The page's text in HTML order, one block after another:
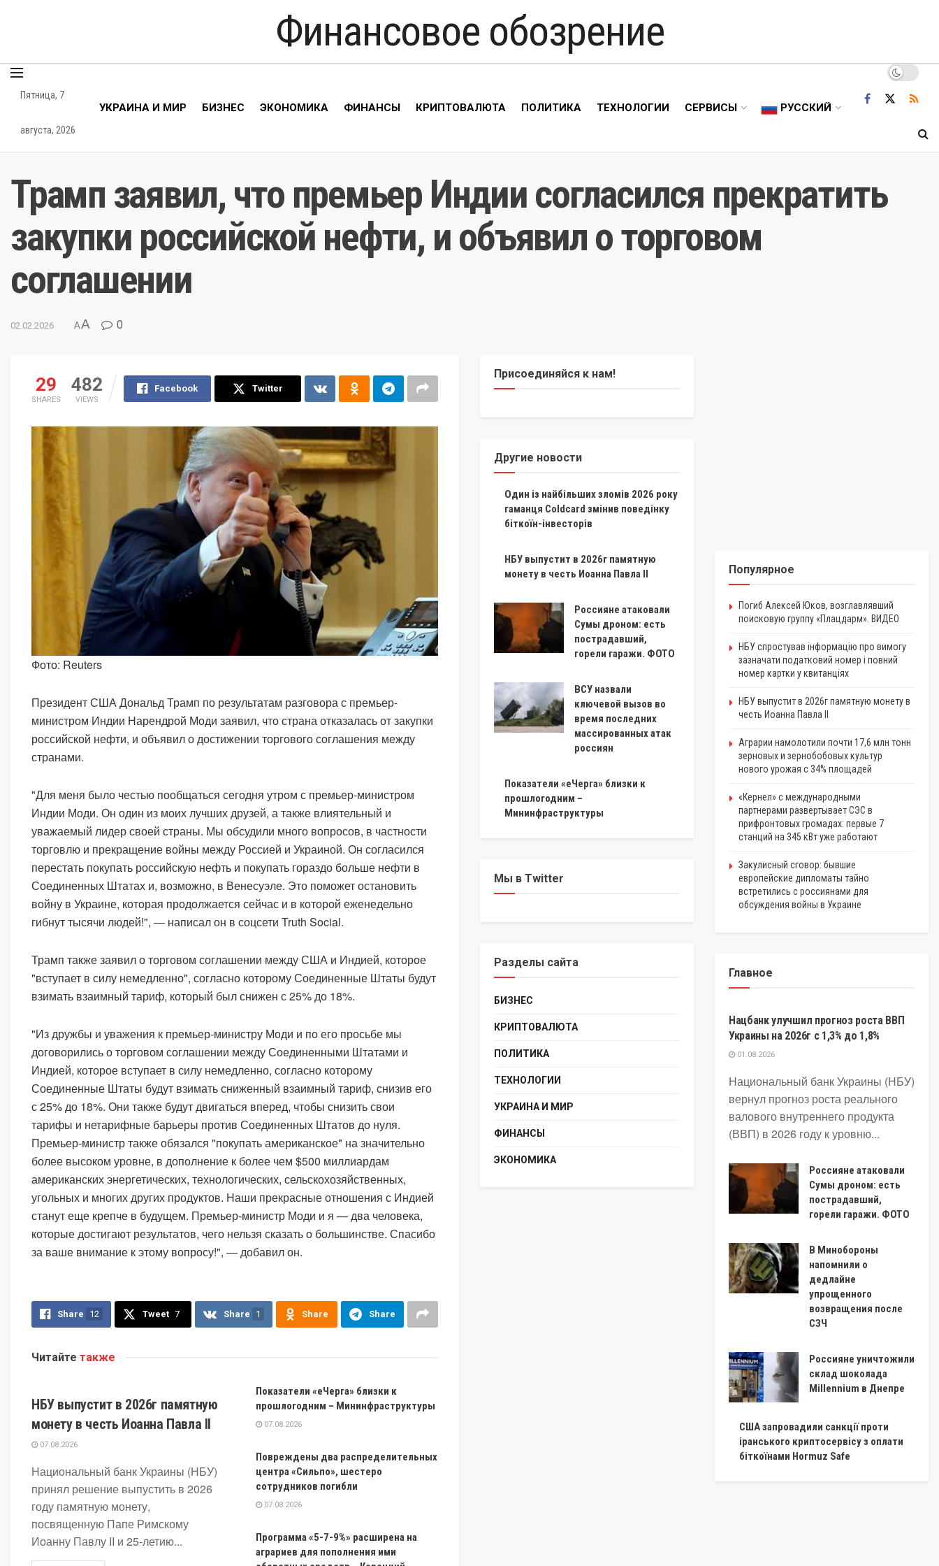
Финансовое обозрение
Пятница, 7
августа, 2026
УКРАИНА И МИР БИЗНЕС ЭКОНОМИКА ФИНАНСЫ КРИПТОВАЛЮТА ПОЛИТИКА ТЕХНОЛОГИИ СЕРВИСЫ РУССКИЙ
Трамп заявил, что премьер Индии согласился прекратить
закупки российской нефти, и объявил о торговом
соглашении
02.02.2026 AA 0
29
SHARES
482
VIEWS
Facebook Twitter
Фото: Reuters
Президент США Дональд Трамп по результатам разговора с премьер-
министром Индии Нарендрой Моди заявил, что страна отказалась от закупки
российской нефти, и объявил о достижении торгового соглашения между
странами.
"Для меня было честью пообщаться сегодня утром с премьер-министром
Индии Моди. Он один из моих лучших друзей, а также влиятельный и
уважаемый лидер своей страны. Мы обсудили много вопросов, в частности
торговлю и прекращение войны между Россией и Украиной. Он согласился
перестать покупать российскую нефть и покупать гораздо больше нефти в
Соединенных Штатах и, возможно, в Венесуэле. Это поможет остановить
войну в Украине, которая продолжается сейчас и в которой еженедельно
гибнут тысячи людей!", — написал он в соцсети Truth Social.
Трамп также заявил о торговом соглашении между США и Индией, которое
"вступает в силу немедленно", согласно которому Соединенные Штаты будут
взимать взаимный тариф, который был снижен с 25% до 18%.
"Из дружбы и уважения к премьер-министру Моди и по его просьбе мы
договорились о торговом соглашении между Соединенными Штатами и
Индией, которое вступает в силу немедленно, согласно которому
Соединенные Штаты будут взимать сниженный взаимный тариф, снизив его
с 25% до 18%. Они также будут двигаться вперед, чтобы снизить свои
тарифы и нетарифные барьеры против Соединенных Штатов до нуля.
Премьер-министр также обязался "покупать американское" на значительно
более высоком уровне, в дополнение к более чем $500 миллиардам
американских энергетических, технологических, сельскохозяйственных,
угольных и многих других продуктов. Наши прекрасные отношения с Индией
станут еще крепче в будущем. Премьер-министр Моди и я — два человека,
которые достигают результатов, чего нельзя сказать о большинстве. Спасибо
за ваше внимание к этому вопросу!", — добавил он.
Share 12 Tweet 7 Share 1 Share Share
Читайте также
НБУ выпустит в 2026г памятную
монету в честь Иоанна Павла II
07.08.2026
Национальный банк Украины (НБУ)
принял решение выпустить в 2026
году памятную монету,
посвященную Папе Римскому
Иоанну Павлу II и 25-летию...
Показатели «еЧерга» близки к
прошлогодним – Мининфраструктуры
07.08.2026
Повреждены два распределительных
центра «Сильпо», шестеро
сотрудников погибли
07.08.2026
Программа «5-7-9%» расширена на
аграриев для пополнения ими
Присоединяйся к нам!
Другие новости
Один із найбільших зломів 2026 року
гаманця Coldcard змінив поведінку
біткоїн-інвесторів
НБУ выпустит в 2026г памятную
монету в честь Иоанна Павла II
Россияне атаковали
Сумы дроном: есть
пострадавший,
горели гаражи. ФОТО
ВСУ назвали
ключевой вызов во
время последних
массированных атак
россиян
Показатели «еЧерга» близки к
прошлогодним –
Мининфраструктуры
Мы в Twitter
Разделы сайта
БИЗНЕС
КРИПТОВАЛЮТА
ПОЛИТИКА
ТЕХНОЛОГИИ
УКРАИНА И МИР
ФИНАНСЫ
ЭКОНОМИКА
Популярное
Погиб Алексей Юков, возглавлявший
поисковую группу «Плацдарм». ВИДЕО
НБУ спростував інформацію про вимогу
зазначати податковий номер і повний
номер картки у квитанціях
НБУ выпустит в 2026г памятную монету в
честь Иоанна Павла II
Аграрии намолотили почти 17,6 млн тонн
зерновых и зернобобовых культур
нового урожая с 34% площадей
«Кернел» с международными
партнерами развертывает СЭС в
прифронтовых громадах: первые 7
станций на 345 кВт уже работают
Закулисный сговор: бывшие
европейские дипломаты тайно
встретились с россиянами для
обсуждения войны в Украине
Главное
ЭКОНОМИКА
Нацбанк улучшил прогноз роста ВВП
Украины на 2026г с 1,3% до 1,8%
01.08.2026
Национальный банк Украины (НБУ)
вернул прогноз роста реального
валового внутреннего продукта
(ВВП) в 2026 году к уровню...
Россияне атаковали
Сумы дроном: есть
пострадавший,
горели гаражи. ФОТО
В Минобороны
напомнили о
дедлайне
упрощенного
возвращения после
СЗЧ
Россияне уничтожили
склад шоколада
Millennium в Днепре
США запровадили санкції проти
іранського криптосервісу з оплати
біткоїнами Hormuz Safe